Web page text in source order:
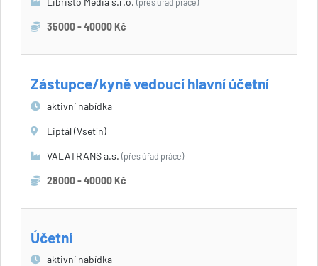
(přes úřad práce)
35000 - 40000 Kč
Zástupce/kyně vedoucí hlavní účetní
aktivní nabídka
Liptál (Vsetín)
VALATRANS a.s. (přes úřad práce)
28000 - 40000 Kč
Účetní
aktivní nabídka